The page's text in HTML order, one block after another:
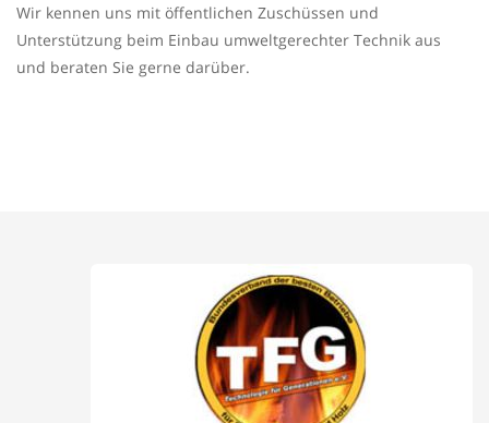
Wir kennen uns mit öffentlichen Zuschüssen und
Unterstützung beim Einbau umweltgerechter Technik aus
und beraten Sie gerne darüber.